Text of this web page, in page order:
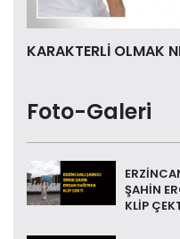
KARAKTERLİ OLMAK
Foto-Galeri
ŞAHİN
KLİP